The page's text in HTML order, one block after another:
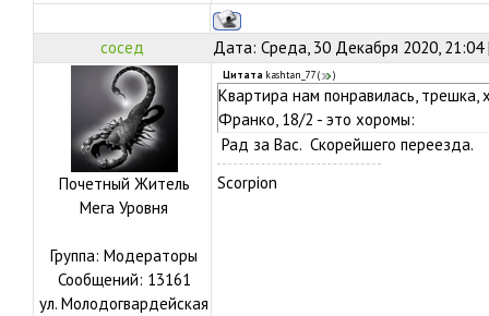
сосед Дата: Среда, 30 Декабря 2020,
Почетный Житель
Мега Уровня
Группа: Модераторы
Сообщений: 13161
ул. Молодогвардейская
Цитата kashtan_77( )
Квартира нам понравилась, трешка,
Франко, 18/2 - это хоромы:
Рад за Вас. Скорейшего переезда.
Scorpion